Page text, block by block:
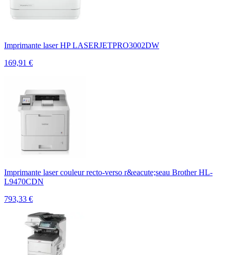
Imprimante laser HP LASERJETPRO3002DW
169,91 €
Imprimante laser couleur recto-verso r&eacute;seau Brother HL-
L9470CDN
793,33 €